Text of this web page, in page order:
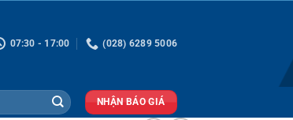
07:30 - 17:00 (028) 6289 5006
NHẬN BÁO GIÁ